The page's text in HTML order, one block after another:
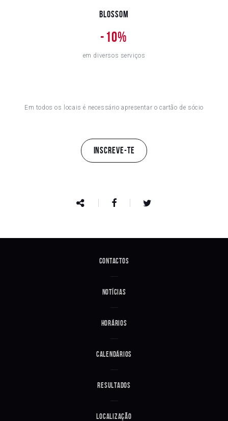
Blossom
-10%
em diversos serviços
Em todos os locais é necessário apresentar o cartão de sócio
INSCREVE-TE
Contactos
Notícias
Horários
Calendários
Resultados
Localização